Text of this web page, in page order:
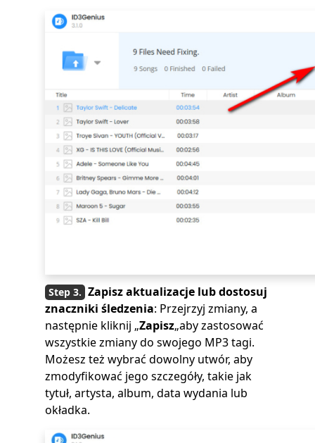
Zapisz aktualizacje lub dostosuj
znaczniki śledzenia: Przejrzyj zmiany, a
następnie kliknij „Zapisz„aby zastosować
wszystkie zmiany do swojego MP3 tagi.
Możesz też wybrać dowolny utwór, aby
zmodyfikować jego szczegóły, takie jak
tytuł, artysta, album, data wydania lub
okładka.